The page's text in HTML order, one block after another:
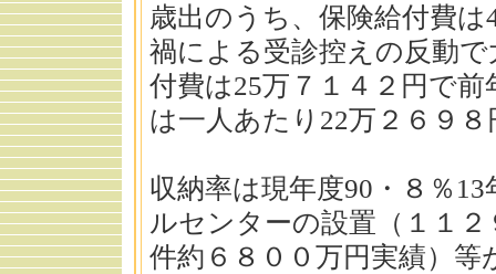
歳出のうち、保険給付費
禍による受診控えの反動
付費は25万７１４２円で
は一人あたり22万２６９
収納率は現年度90・８％
ルセンターの設置（１１
件約６８００万円実績）